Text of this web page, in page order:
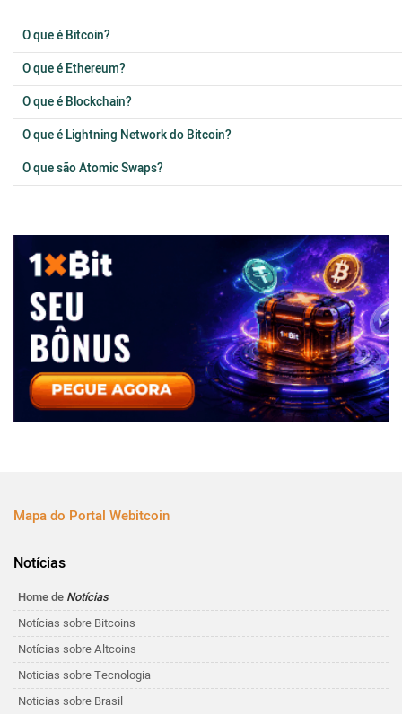
O que é Bitcoin?
O que é Ethereum?
O que é Blockchain?
O que é Lightning Network do Bitcoin?
O que são Atomic Swaps?
Mapa do Portal Webitcoin
Notícias
Home de Notícias
Notícias sobre Bitcoins
Notícias sobre Altcoins
Noticias sobre Tecnologia
Noticias sobre Brasil